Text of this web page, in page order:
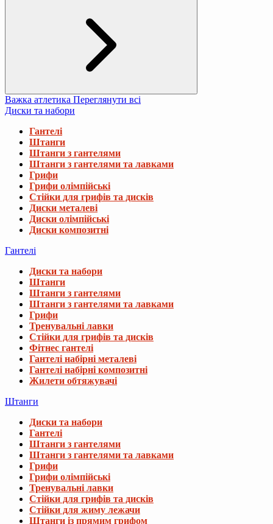
Важка атлетика Переглянути всі
Диски та набори
Гантелі
Штанги
Штанги з гантелями
Штанги з гантелями та лавками
Грифи
Грифи олімпійські
Стійки для грифів та дисків
Диски металеві
Диски олімпійські
Диски композитні
Гантелі
Диски та набори
Штанги
Штанги з гантелями
Штанги з гантелями та лавками
Грифи
Тренувальні лавки
Стійки для грифів та дисків
Фітнес гантелі
Гантелі набірні металеві
Гантелі набірні композитні
Жилети обтяжувачі
Штанги
Диски та набори
Гантелі
Штанги з гантелями
Штанги з гантелями та лавками
Грифи
Грифи олімпійські
Тренувальні лавки
Стійки для грифів та дисків
Стійки для жиму лежачи
Штанги із прямим грифом